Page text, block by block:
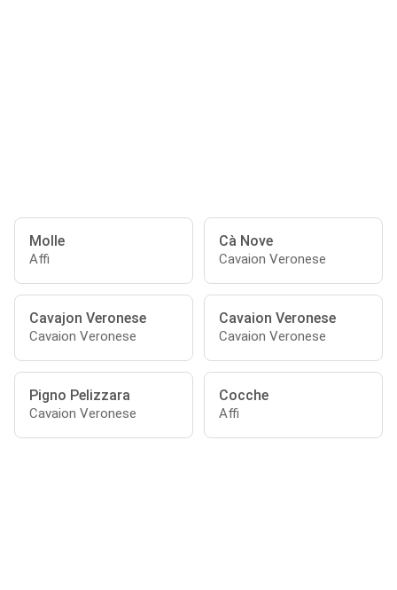
Molle
Affi
Cà Nove
Cavaion Veronese
Cavajon Veronese
Cavaion Veronese
Cavaion Veronese
Cavaion Veronese
Pigno Pelizzara
Cavaion Veronese
Cocche
Affi